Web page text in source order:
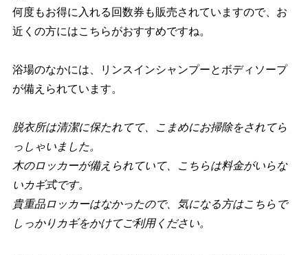
何度もお得に入れる回数券も販売されていますので、お
近くの方にはこちらがおすすめですね。
浴場のなかには、リンスインシャンプーとボディソープ
が備えられています。
脱衣所は清潔に保たれてて、こまめにお掃除をされてら
っしゃいました。
木のロッカーが備えられていて、こちらは料金がいらな
いカギ式です。
貴重品ロッカーはなかったので、気になる方はこちらで
しっかりカギをかけてご利用ください。